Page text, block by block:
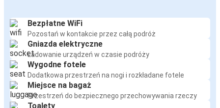
Bezpłatne WiFi
Pozostań w kontakcie przez całą podróż
Gniazda elektryczne
Ładowanie urządzeń w czasie podróży
Wygodne fotele
Dodatkowa przestrzeń na nogi i rozkładane fotele
Miejsce na bagaż
Przestrzeń do bezpiecznego przechowywania rzeczy
Toalety